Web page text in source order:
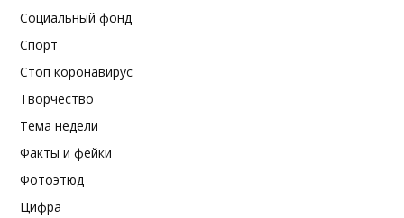
Социальный фонд
Спорт
Стоп коронавирус
Творчество
Тема недели
Факты и фейки
Фотоэтюд
Цифра